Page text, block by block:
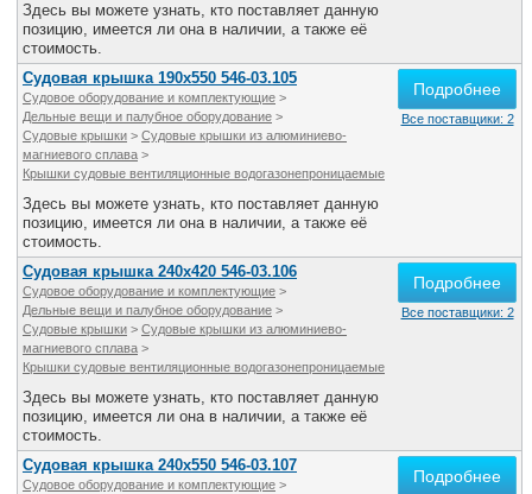
Здесь вы можете узнать, кто поставляет данную
позицию, имеется ли она в наличии, а также её
стоимость.
Судовая крышка 190х550 546-03.105
Судовое оборудование и комплектующие >
Дельные вещи и палубное оборудование >
Судовые крышки > Судовые крышки из алюминиево-
магниевого сплава >
Крышки судовые вентиляционные водогазонепроницаемые
Здесь вы можете узнать, кто поставляет данную
позицию, имеется ли она в наличии, а также её
стоимость.
Подробнее
Все поставщики: 2
Судовая крышка 240х420 546-03.106
Судовое оборудование и комплектующие >
Дельные вещи и палубное оборудование >
Судовые крышки > Судовые крышки из алюминиево-
магниевого сплава >
Крышки судовые вентиляционные водогазонепроницаемые
Здесь вы можете узнать, кто поставляет данную
позицию, имеется ли она в наличии, а также её
стоимость.
Подробнее
Все поставщики: 2
Судовая крышка 240х550 546-03.107
Судовое оборудование и комплектующие >
Подробнее